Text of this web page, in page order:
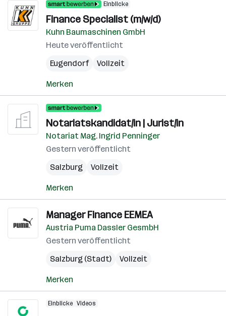
in
Salzburg
Einblicke
Finance Specialist (m/w/d)
Kuhn Baumaschinen GmbH
Heute veröffentlicht
Eugendorf
Vollzeit
Merken
Notariatskandidat/in | Jurist/in
Notariat Mag. Ingrid Penninger
Gestern veröffentlicht
Salzburg
Vollzeit
Merken
Manager Finance EEMEA
Austria Puma Dassler GesmbH
Gestern veröffentlicht
Salzburg (Stadt)
Vollzeit
Merken
Einblicke Videos